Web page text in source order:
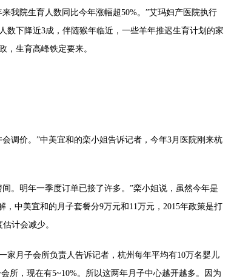
我院生育人数同比今年涨幅超50%。”艾玛妇产医院执行
数下降近3成，伴随猴年临近，一些羊年推迟生育计划的家
，生育高峰铁定要来。
调价。”中美宜和的栾小姐告诉记者，今年3月医院刚来杭
。明年一季度订单已接了许多。”栾小姐说，虽然今年是
，中美宜和的月子套餐分9万元和11万元，2015年政策是打
计会减少。
家月子会所负责人告诉记者，杭州每年平均有10万名婴儿
所，现在有5~10%。所以这两年月子中心越开越多。因为